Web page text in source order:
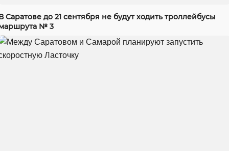
Саратове до 21 сентября не будут ходить троллейбусы
№ 3